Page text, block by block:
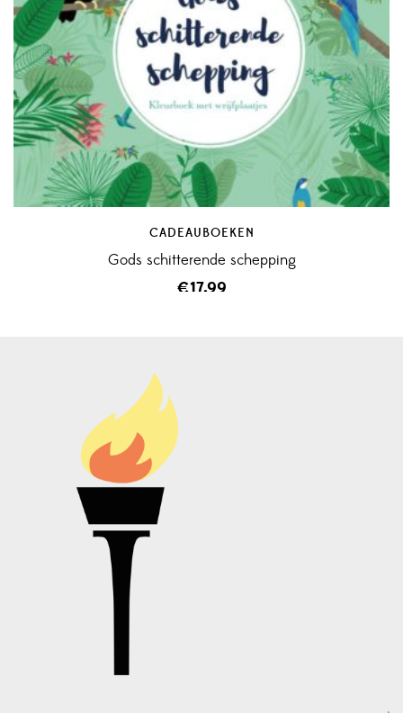
CADEAUBOEKEN
Gods schitterende schepping
€17,99